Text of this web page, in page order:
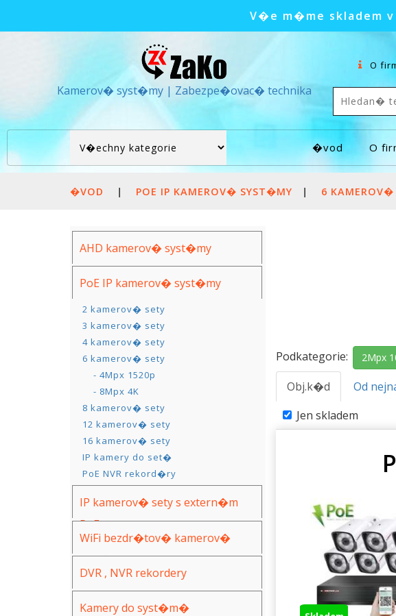
V�e m�me skladem
Kamerov� syst�my | Zabezpe�ovac� technika
O
�vod O
�VOD | POE IP KAMEROV� SYST�MY | 6 KAMEROV�
AHD kamerov� syst�my
PoE IP kamerov� syst�my
2 kamerov� sety
3 kamerov� sety
4 kamerov� sety
6 kamerov� sety
- 4Mpx 1520p
- 8Mpx 4K
8 kamerov� sety
12 kamerov� sety
16 kamerov� sety
IP kamery do set�
PoE NVR rekord�ry
IP kamerov� sety s extern�m
PoE
WiFi bezdr�tov� kamerov�
syst�my
DVR , NVR rekordery
Kamery do syst�m�
Podkategorie: 2Mpx
Obj.k�d Od
Jen skladem